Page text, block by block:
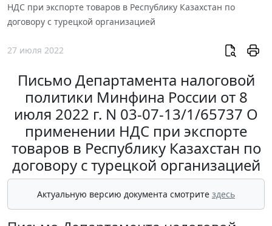
НДС при экспорте товаров в Республику Казахстан по
договору с турецкой организацией
27 июля 2022
Письмо Департамента налоговой
политики Минфина России от 8
июля 2022 г. N 03-07-13/1/65737 О
применении НДС при экспорте
товаров в Республику Казахстан по
договору с турецкой организацией
Актуальную версию документа смотрите здесь